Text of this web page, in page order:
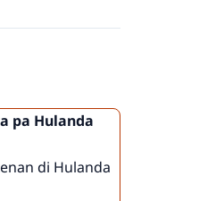
pa Hulanda
di Hulanda